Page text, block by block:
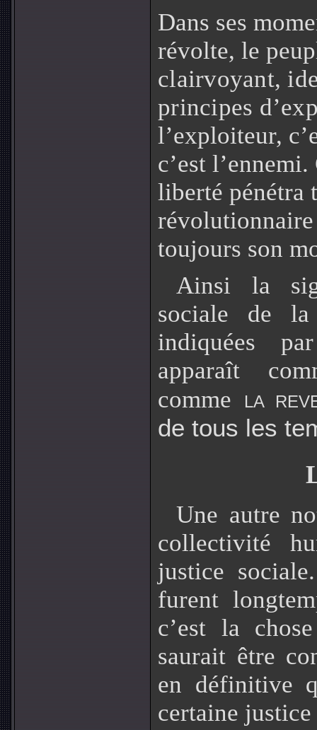
Dans ses
révolte, le
clairvoyant,
principes
l’exploiteur,
c’est
liberté pénétra
toujours son
Ainsi la
sociale de
indiquées
apparaît
comme
LA
de tous les
Une autre
collectivité
justice
furent
c’est la
saurait être
en définitive
certaine